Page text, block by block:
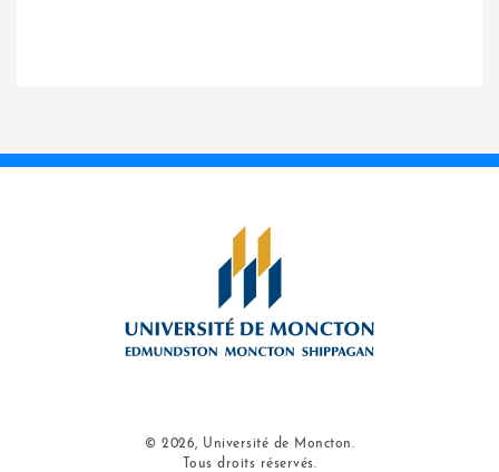
© 2026, Université de Moncton.
Tous droits réservés.